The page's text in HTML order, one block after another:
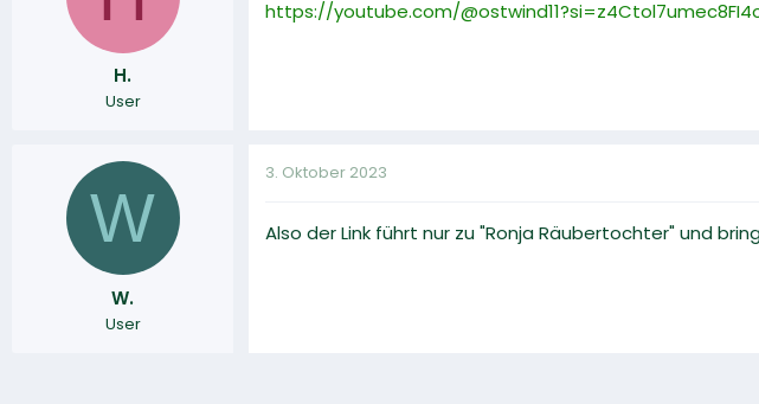
H.
User
https://youtube.com/
W
W.
User
3. Oktober 2023
Also der Link führt nur zu "Ronja Räubertochter" und